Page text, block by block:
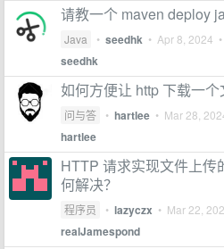
请教一个 maven deploy
Java • seedhk • Apr 8, 2024
seedhk
如何方便让 http 下载一个
问与答 • hartlee • Mar 28,
hartlee
HTTP 请求实现文件上传
何解决？
程序员 • lazyczx • Mar 22,
realJamespond